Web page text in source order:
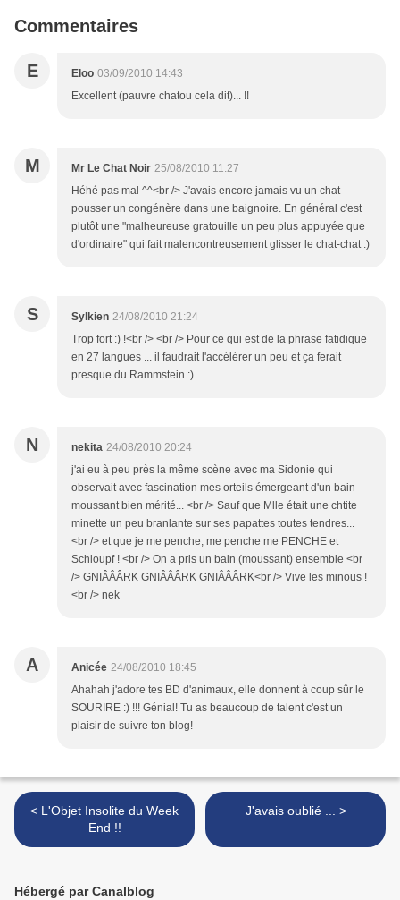
Commentaires
E Eloo 03/09/2010 14:43
Excellent (pauvre chatou cela dit)... !!
M Mr Le Chat Noir 25/08/2010 11:27
Héhé pas mal ^^<br /> J'avais encore jamais vu un chat
pousser un congénère dans une baignoire. En général c'est
plutôt une "malheureuse gratouille un peu plus appuyée que
d'ordinaire" qui fait malencontreusement glisser le chat-chat :)
S Sylkien 24/08/2010 21:24
Trop fort :) !<br /> <br /> Pour ce qui est de la phrase fatidique
en 27 langues ... il faudrait l'accélérer un peu et ça ferait
presque du Rammstein :)...
N nekita 24/08/2010 20:24
j'ai eu à peu près la même scène avec ma Sidonie qui
observait avec fascination mes orteils émergeant d'un bain
moussant bien mérité... <br /> Sauf que Mlle était une chtite
minette un peu branlante sur ses papattes toutes tendres...
<br /> et que je me penche, me penche me PENCHE et
Schloupf ! <br /> On a pris un bain (moussant) ensemble <br
/> GNIÂÂÂRK GNIÂÂÂRK GNIÂÂÂRK<br /> Vive les minous !
<br /> nek
A Anicée 24/08/2010 18:45
Ahahah j'adore tes BD d'animaux, elle donnent à coup sûr le
SOURIRE :) !!! Génial! Tu as beaucoup de talent c'est un
plaisir de suivre ton blog!
< L'Objet Insolite du Week
End !!
J'avais oublié ... >
Hébergé par Canalblog